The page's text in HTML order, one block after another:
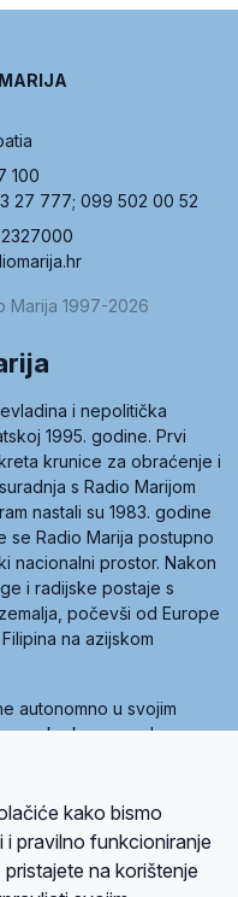
100
27 777; 099 502 00 52
Marija 1997-2026
i nepolitička
1995. godine. Prvi
krunice za obraćenje i
s Radio Marijom
nastali su 1983. godine
se Radio Marija postupno
nacionalni prostor. Nakon
i radijske postaje s
počevši od Europe
na azijskom
autonomno u svojim
preko krovne udruge
(World Family of
je sedam članica, među
kako bismo
pravilno funkcioniranje
na korištenje